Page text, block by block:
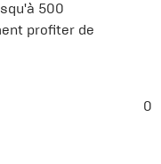
500
profiter de
0